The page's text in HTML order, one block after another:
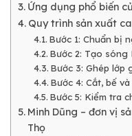
Ứng dụng phổ biến
Quy trình sản xuất
Bước 1: Chuẩn bị
Bước 2: Tạo sóng
Bước 3: Ghép lớp
Bước 4: Cắt, bế
Bước 5: Kiểm tra
Minh Dũng – đơn vị
Thọ